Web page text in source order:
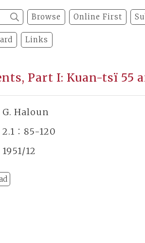
Browse Online First
Links
Part I: Kuan-tsï 55
G. Haloun
2.1：85-120
1951/12